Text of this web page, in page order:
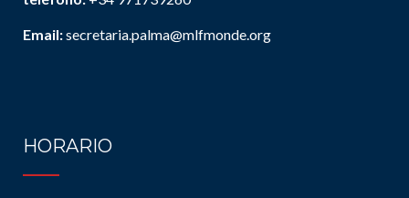
Email:secretaria.palma@mlfmonde.org
HORARIO